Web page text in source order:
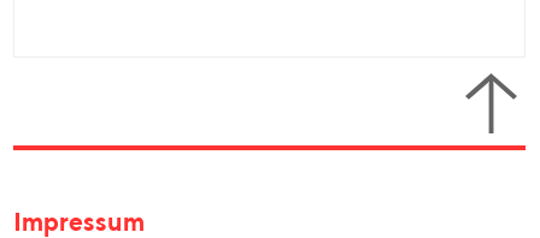
Impressum